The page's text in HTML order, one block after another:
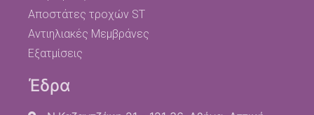
Αποστάτες τροχών ST
Αντιηλιακές Μεμβράνες
Εξατμίσεις
Έδρα